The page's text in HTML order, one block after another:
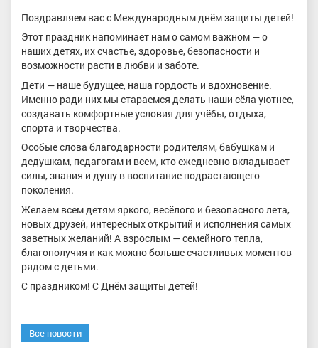
Поздравляем вас с Международным днём защиты детей!
Этот праздник напоминает нам о самом важном — о
наших детях, их счастье, здоровье, безопасности и
возможности расти в любви и заботе.
Дети — наше будущее, наша гордость и вдохновение.
Именно ради них мы стараемся делать наши сёла уютнее,
создавать комфортные условия для учёбы, отдыха,
спорта и творчества.
Особые слова благодарности родителям, бабушкам и
дедушкам, педагогам и всем, кто ежедневно вкладывает
силы, знания и душу в воспитание подрастающего
поколения.
Желаем всем детям яркого, весёлого и безопасного лета,
новых друзей, интересных открытий и исполнения самых
заветных желаний! А взрослым — семейного тепла,
благополучия и как можно больше счастливых моментов
рядом с детьми.
С праздником! С Днём защиты детей!
Все новости